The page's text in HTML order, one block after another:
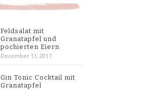
Feldsalat mit
Granatapfel und
pochierten Eiern
Dezember 11, 2017
Gin Tonic Cocktail mit
Granatapfel